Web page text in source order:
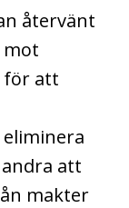
återvänt
för att
att
makter